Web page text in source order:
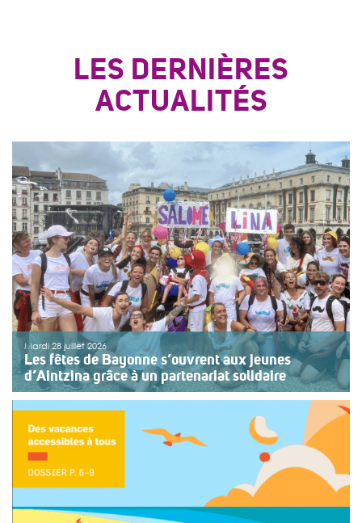
LES DERNIÈRES
ACTUALITÉS
Mardi 28 juillet 2026
Les fêtes de Bayonne s’ouvrent aux jeunes
d’Aintzina grâce à un partenariat solidaire
Une organisation collective au service de l’inclusion
Depuis sept ans, l’association ouvre le premier jour des
fêtes de Bayonne à une structure accompagnant des
enfants ou des adolescents en situation de handicap
ou de fragilité. Cette année, le choix […]
>>Lire la suite